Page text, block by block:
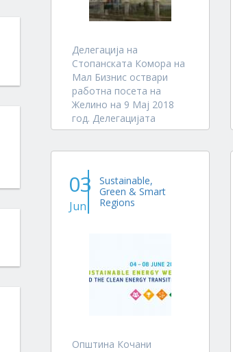
Делегација на
Стопанската Комора на
Мал Бизнис оствари
работна посета на
Желино на 9 Мај 2018
год. Делегацијата
предводена од
Софески беше примена
од Градоначалникот на
Општина Желино Г-н
Блерим Сејдиу.
03
Jun
Sustainable,
Green & Smart
Regions
Општина Кочани